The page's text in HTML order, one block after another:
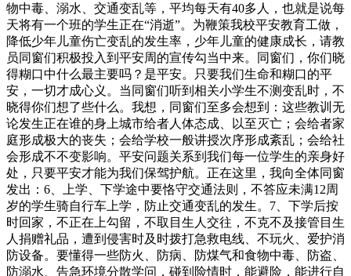
物中毒、溺水、交通变乱等，平均每天有40多人，也就是说每
天将有一个班的学生正在“消逝”。为鞭策我校平安教育工做，
降低少年儿童伤亡变乱的发生率，少年儿童的健康成长，请教
员同窗们积极投入到平安周的宣传勾当中来。同窗们，你们晓
得糊口中什么最主要吗？是平安。只要我们生命和糊口的平
安，一切才成心义。当同窗们听到相关小学生不测变乱时，不
晓得你们想了些什么。我想，同窗们至多会想到：这些教训无
论发生正在谁的身上城市给者人体态成、以至灭亡；会给者家
庭形成极大的丧失；会给学校一般讲授次序形成紊乱；会给社
会形成不不变影响。平安问题关系到我们每一位学生的亲身好
处，只要平安才能为我们保驾护航。正在这里，我向全体同窗
发出：6、上学、下学途中要恪守交通法则，不答应未满12周
岁的学生骑自行车上学，防止交通变乱的发生。7、下学后按
时回家，不正在上勾留，不取目生人交往，不克不及接管目生
人捐赠礼品，遭到侵害时及时拨打急救电线、不玩火、爱护消
防设备。要懂得一些防火、防病、防煤气和食物中毒、防盗、
防溺水、告急环境分散学问，碰到险情时，能避险，能进行自